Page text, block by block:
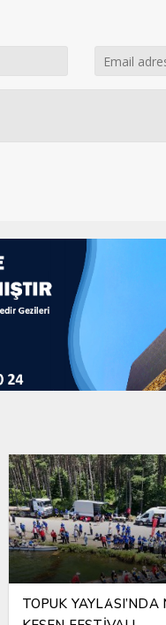
TOPUK YAYLASI’NDA